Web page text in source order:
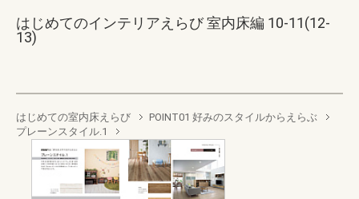
はじめてのインテリアえらび 室内床編 10-11(12-
13)
はじめての室内床えらび
POINT01 好みのスタイルからえらぶ
プレーンスタイル.1